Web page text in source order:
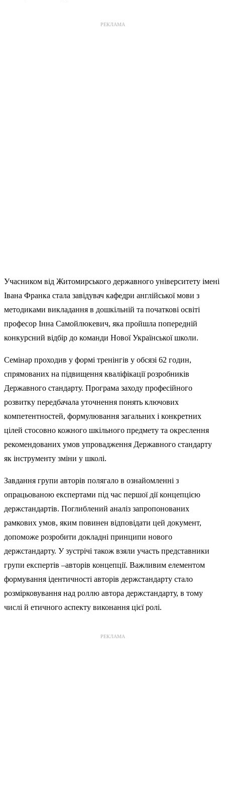
РЕКЛАМА
Учасником від Житомирського державного університету імені
Івана Франка стала завідувач кафедри англійської мови з
методиками викладання в дошкільній та початкові освіті
професор Інна Самойлюкевич, яка пройшла попередній
конкурсний відбір до команди Нової Української школи.
Семінар проходив у формі тренінгів у обсязі 62 годин,
спрямованих на підвищення кваліфікації розробників
Державного стандарту. Програма заходу професійного
розвитку передбачала уточнення понять ключових
компетентностей, формулювання загальних і конкретних
цілей стосовно кожного шкільного предмету та окреслення
рекомендованих умов упровадження Державного стандарту
як інструменту зміни у школі.
Завдання групи авторів полягало в ознайомленні з
опрацьованою експертами під час першої дії концепцією
держстандартів. Поглиблений аналіз запропонованих
рамкових умов, яким повинен відповідати цей документ,
допоможе розробити докладні принципи нового
держстандарту. У зустрічі також взяли участь представники
групи експертів –авторів концепції. Важливим елементом
формування ідентичності авторів держстандарту стало
розмірковування над роллю автора держстандарту, в тому
числі й етичного аспекту виконання цієї ролі.
РЕКЛАМА